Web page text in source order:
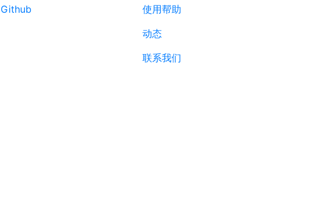
Github
使用帮助
动态
联系我们